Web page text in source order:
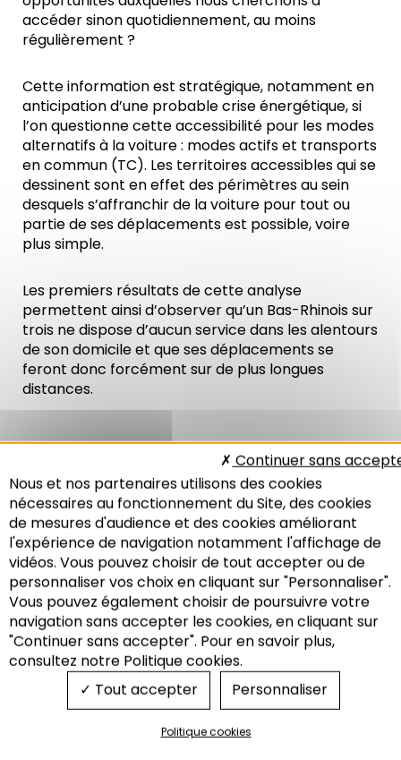
Recherche
accéder sinon quotidiennement, au moins
régulièrement ?
Cette information est stratégique, notamment en
anticipation d’une probable crise énergétique, si
l’on questionne cette accessibilité pour les modes
alternatifs à la voiture : modes actifs et transports
en commun (TC). Les territoires accessibles qui se
dessinent sont en effet des périmètres au sein
desquels s’affranchir de la voiture pour tout ou
partie de ses déplacements est possible, voire
plus simple.
Les premiers résultats de cette analyse
permettent ainsi d’observer qu’un Bas-Rhinois sur
trois ne dispose d’aucun service dans les alentours
de son domicile et que ses déplacements se
feront donc forcément sur de plus longues
distances.
Les Notes de l'Adeus
n°173 : Déplacement
Nous et nos partenaires utilisons des cookies
nécessaires au fonctionnement du Site, des cookies
de mesures d'audience et des cookies améliorant
l'expérience de navigation notamment l'affichage de
vidéos. Vous pouvez choisir de tout accepter ou de
personnaliser vos choix en cliquant sur "Personnaliser".
Vous pouvez également choisir de poursuivre votre
navigation sans accepter les cookies, en cliquant sur
"Continuer sans accepter". Pour en savoir plus,
consultez notre Politique cookies.
Tout accepter
Continuer sans
Personnaliser
Politique cookies